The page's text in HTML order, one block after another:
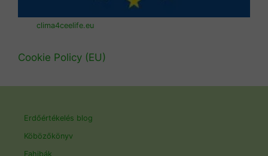
clima4ceelife.eu
Cookie Policy (EU)
Erdőértékelés blog
Köbözőkönyv
Fahibák